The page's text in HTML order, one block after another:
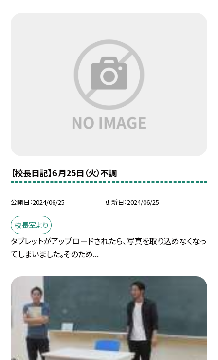
【校長日記】６月25日（火）不調
公開日 2024/06/25 更新日 2024/06/25
校長室より
タブレットがアップロードされたら、写真を取り込めなくなっ
てしまいました。そのため...